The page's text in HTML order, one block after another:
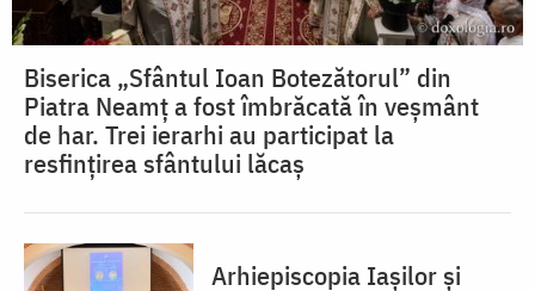
Biserica „Sfântul Ioan Botezătorul” din
Piatra Neamț a fost îmbrăcată în veșmânt
de har. Trei ierarhi au participat la
resfințirea sfântului lăcaș
Arhiepiscopia Iașilor și